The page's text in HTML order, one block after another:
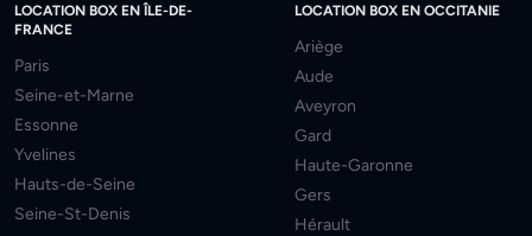
LOCATION BOX EN ÎLE-DE-
FRANCE
Paris
Seine-et-Marne
Essonne
Yvelines
Hauts-de-Seine
Seine-St-Denis
LOCATION BOX EN OCCITANIE
Ariège
Aude
Aveyron
Gard
Haute-Garonne
Gers
Hérault